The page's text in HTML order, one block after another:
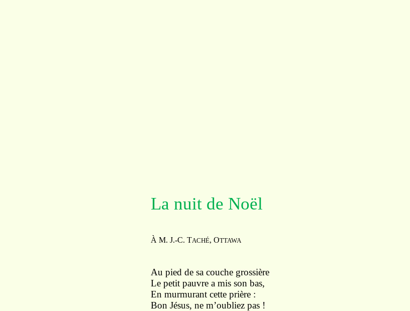
La nuit de Noël
À M. J.-C. TACHÉ, OTTAWA
Au pied de sa couche grossière
Le petit pauvre a mis son bas,
En murmurant cette prière :
Bon Jésus, ne m’oubliez pas !